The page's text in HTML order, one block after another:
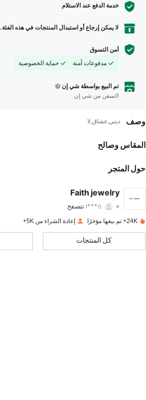
خدمة الدفع عند الاستلام
لا يمكن إرجاع أو استبدال المنتجات في هذه الفئة.
أمن التسوق
مدفوعات آمنة
حماية الخصوصية
تم البيع بواسطة شي إن
السفن من شي إن
وصف ديني,عشاق,لا
المقاس وصالح
حول المتجر
Faith jewelry
i***o
4.94 تقييم 113قطع
4.94
113
2.4K
24K+ تم بيعها مؤخرًا إعادة الشراء من 5K+
كل المنتجات